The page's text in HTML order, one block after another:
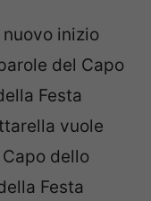
inizio
del Capo
Festa
vuole
dello
Festa